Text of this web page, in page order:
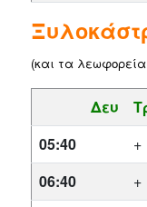
(και τα λεωφορεία
Δευ
05:40
+
06:40
+